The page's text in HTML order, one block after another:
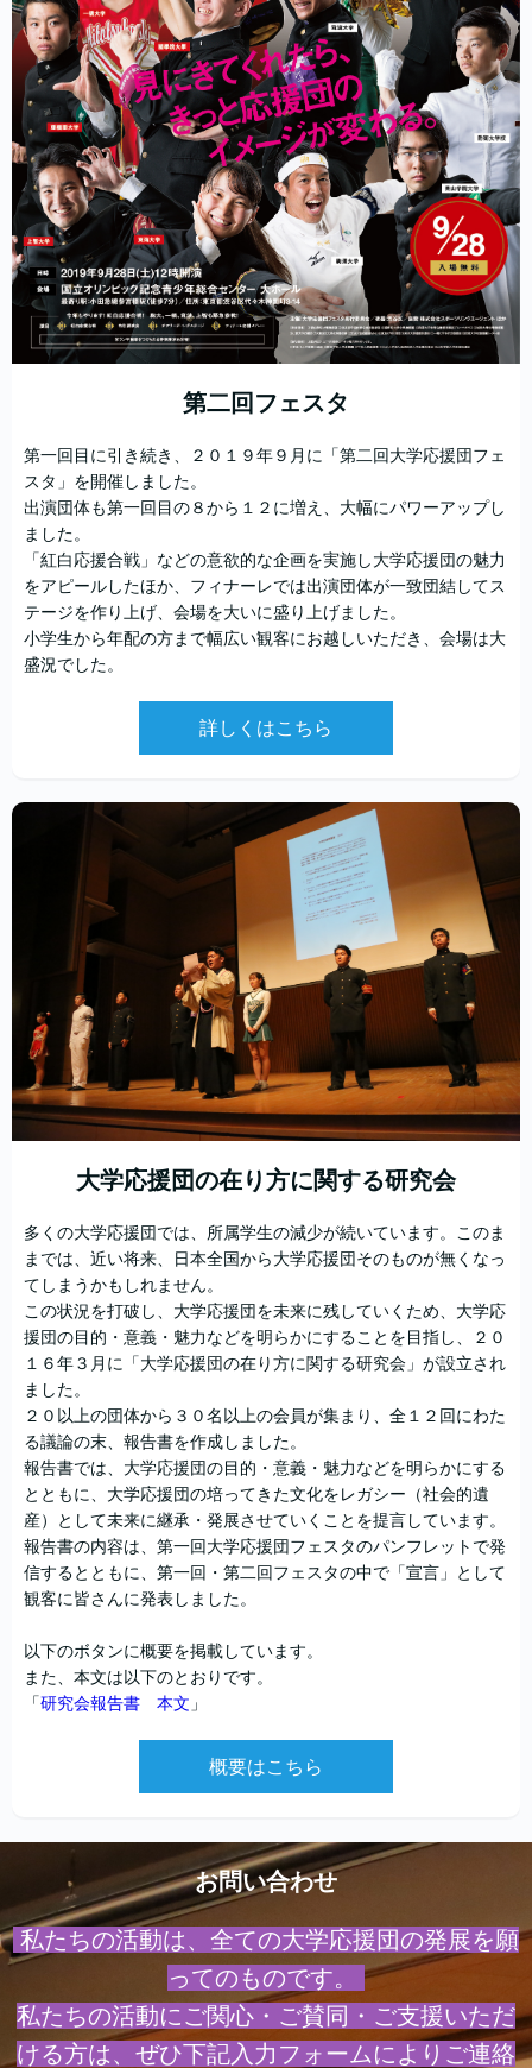
第二回フェスタ
第一回目に引き続き、２０１９年９月に「第二回大学応援団フェ
スタ」を開催しました。
出演団体も第一回目の８から１２に増え、大幅にパワーアップし
ました。
「紅白応援合戦」などの意欲的な企画を実施し大学応援団の魅力
をアピールしたほか、フィナーレでは出演団体が一致団結してス
テージを作り上げ、会場を大いに盛り上げました。
小学生から年配の方まで幅広い観客にお越しいただき、会場は大
盛況でした。
詳しくはこちら
大学応援団の在り方に関する研究会
多くの大学応援団では、所属学生の減少が続いています。このま
までは、近い将来、日本全国から大学応援団そのものが無くなっ
てしまうかもしれません。
この状況を打破し、大学応援団を未来に残していくため、大学応
援団の目的・意義・魅力などを明らかにすることを目指し、２０
１６年３月に「大学応援団の在り方に関する研究会」が設立され
ました。
２０以上の団体から３０名以上の会員が集まり、全１２回にわた
る議論の末、報告書を作成しました。
報告書では、大学応援団の目的・意義・魅力などを明らかにする
とともに、大学応援団の培ってきた文化をレガシー（社会的遺
産）として未来に継承・発展させていくことを提言しています。
報告書の内容は、第一回大学応援団フェスタのパンフレットで発
信するとともに、第一回・第二回フェスタの中で「宣言」として
観客に皆さんに発表しました。
以下のボタンに概要を掲載しています。
また、本文は以下のとおりです。
「研究会報告書 本文 」
概要はこちら
お問い合わせ
私たちの活動は、全ての大学応援団の発展を願
ってのものです。
私たちの活動にご関心・ご賛同・ご支援いただ
ける方は、ぜひ下記入力フォームによりご連絡